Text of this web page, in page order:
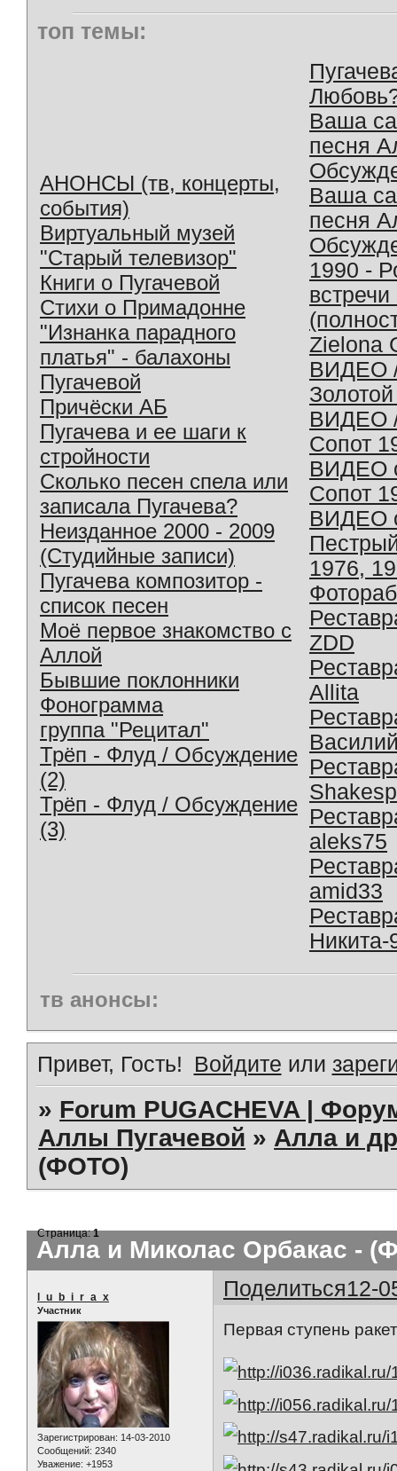
топ темы:
АНОНСЫ (тв, концерты,
события)
Виртуальный музей
"Старый телевизор"
Книги о Пугачевой
Стихи о Примадонне
"Изнанка парадного
платья" - балахоны
Пугачевой
Причёски АБ
Пугачева и ее шаги к
стройности
Сколько песен спела или
записала Пугачева?
Неизданное 2000 - 2009
(Студийные записи)
Пугачева композитор -
список песен
Моё первое знакомство с
Аллой
Бывшие поклонники
Фонограмма
группа "Рецитал"
Трёп - Флуд / Обсуждение
(2)
Трёп - Флуд / Обсуждение
(3)
Ваша
песня
Ваша
песня
1990 -
Zielona
ВИДЕО
ВИДЕО
Сопот
ВИДЕО
Сопот
ВИДЕО
1976,
ZDD
Allita
aleks75
amid33
Никита-
тв анонсы:
Привет, Гость! Войдите или
» Forum PUGACHEVA |
Аллы Пугачевой » Алла и
(ФОТО)
Алла и Миколас Орбакас -
Страница:1
Поделиться12-
l_u_b_i_r_a_x
Участник
Зарегистрирован: 14-03-2010
Сообщений: 2340
Уважение: +1953
Первая ступень